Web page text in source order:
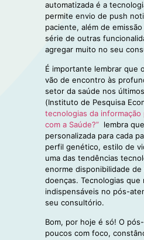
automatizada é a
permite envio de push
paciente, além de
série de outras
agregar muito no seu
É importante lembrar que
vão de encontro às
setor da saúde nos
(Instituto de Pesquisa
tecnologias da
com a Saúde?” lembra
personalizada para cada
perfil genético, estilo de
uma das tendências
enorme disponibilidade
doenças. Tecnologias que
indispensáveis no pós-
seu consultório.
Bom, por hoje é só! O
poucos com foco,